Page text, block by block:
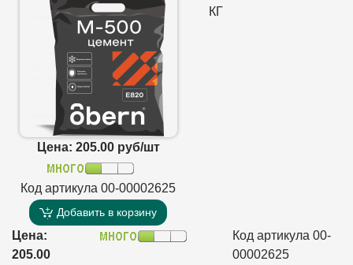
Цена: 205.00 руб/шт
Код артикула 00-00002625
Добавить в корзину
КГ
Цена:
205.00
Код артикула 00-
00002625